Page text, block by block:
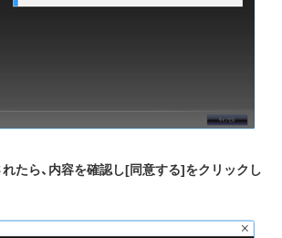
たら、内容を確認し[同意する]をクリックし